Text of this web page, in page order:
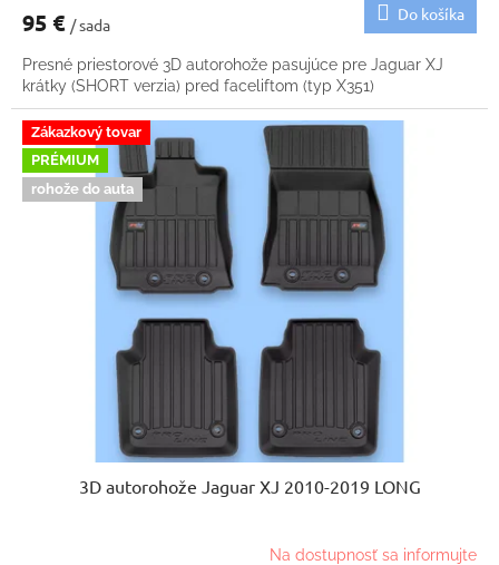
95 € / sada
Do košíka
Presné priestorové 3D autorohože pasujúce pre Jaguar XJ
krátky (SHORT verzia) pred faceliftom (typ X351)
Zákazkový tovar
PRÉMIUM
rohože do auta
3D autorohože Jaguar XJ 2010-2019 LONG
Na dostupnosť sa informujte